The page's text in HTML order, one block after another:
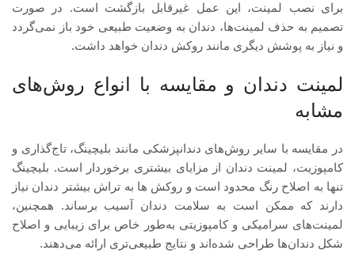
برای نصب لمینت، این عمل غیرقابل بازگشت است. در صورت
تصمیم به حذف لمینت‌ها، دندان به وضعیت طبیعی خود باز نمی‌گردد
و نیاز به پوشش دیگری مانند روکش دندان خواهد داشت.
لمینت دندان و مقایسه با انواع روش‌های
مشابه
در مقایسه با سایر روش‌های دندانپزشکی مانند بلیچینگ، تاج‌گذاری و
کامپوزیت، لمینت دندان از مزایای بیشتری برخوردار است. بلیچینگ
تنها به اصلاح رنگ محدود است و روکش ها به تراش بیشتر دندان نیاز
دارند که ممکن است به سلامت دندان آسیب برساند. همچنین،
لمینت‌های سرامیکی و کامپوزیتی به‌طور خاص برای زیبایی و اصلاح
شکل دندان‌ها طراحی شده‌اند و نتایج طبیعی‌تری ارائه می‌دهند.